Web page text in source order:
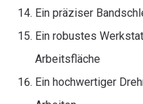
Ein präziser
Ein robustes
Arbeitsfläche
Ein hochwertiger